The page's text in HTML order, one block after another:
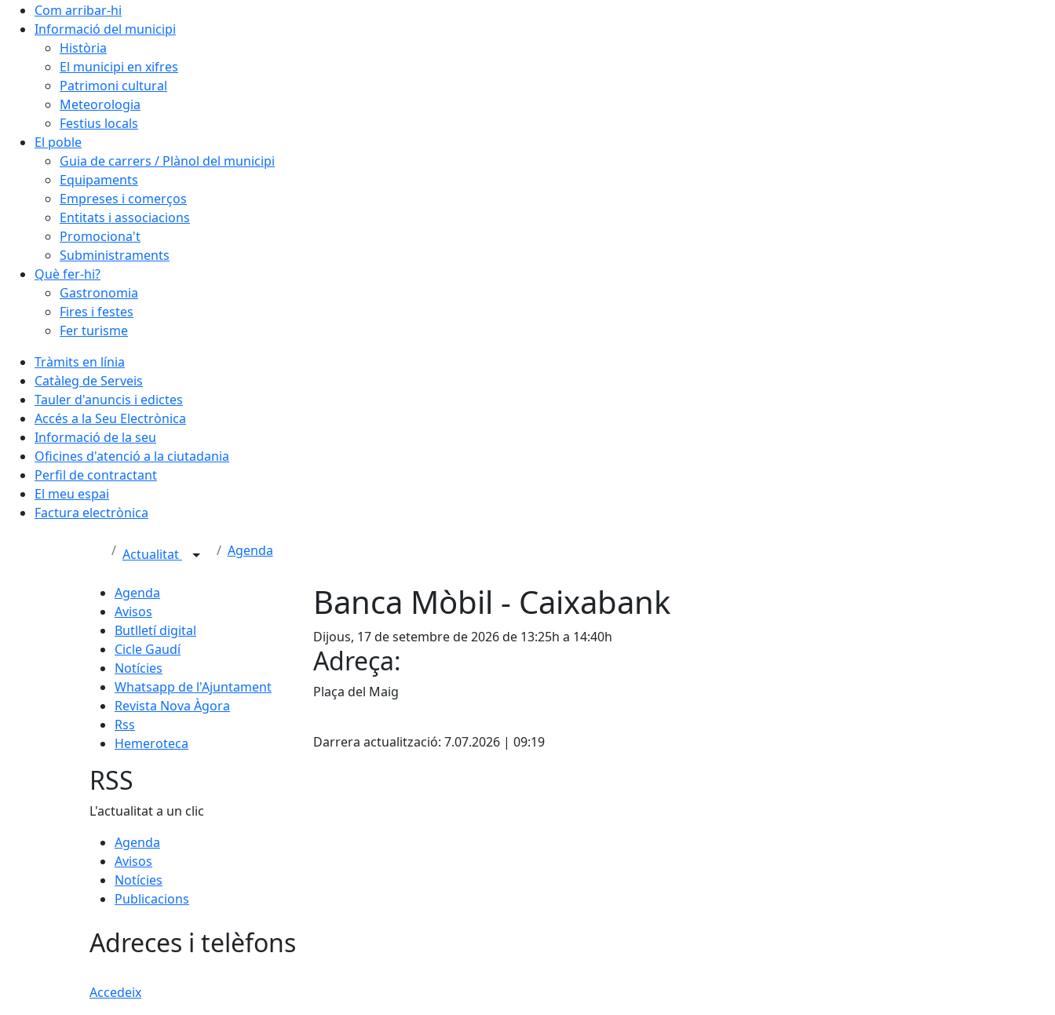
Com arribar-hi
Informació del municipi
Història
El municipi en xifres
Patrimoni cultural
Meteorologia
Festius locals
El poble
Guia de carrers / Plànol del municipi
Equipaments
Empreses i comerços
Entitats i associacions
Promociona't
Subministraments
Què fer-hi?
Gastronomia
Fires i festes
Fer turisme
Tràmits en línia
Catàleg de Serveis
Tauler d'anuncis i edictes
Accés a la Seu Electrònica
Informació de la seu
Oficines d'atenció a la ciutadania
Perfil de contractant
El meu espai
Factura electrònica
Actualitat Agenda
Agenda
Avisos
Butlletí digital
Cicle Gaudí
Notícies
Whatsapp de l'Ajuntament
Revista Nova Àgora
Rss
Hemeroteca
Banca Mòbil - Caixabank
Dijous, 17 de setembre de 2026 de 13:25h a 14:40h
Adreça:
Plaça del Maig
Darrera actualització: 7.07.2026 | 09:19
RSS
L'actualitat a un clic
Agenda
Avisos
Notícies
Publicacions
Adreces i telèfons
Accedeix